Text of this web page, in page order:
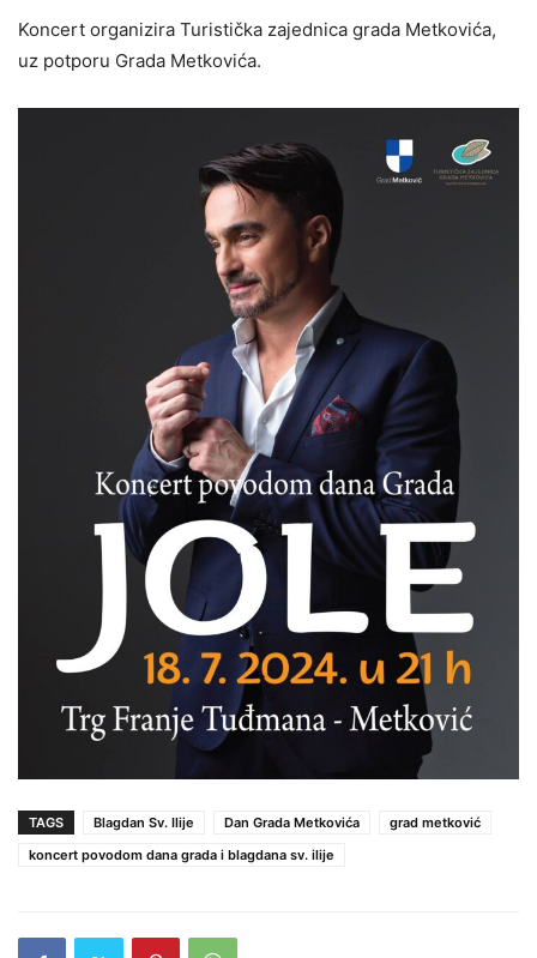
Koncert organizira Turistička zajednica grada Metkovića,
uz potporu Grada Metkovića.
TAGS Blagdan Sv. Ilije Dan Grada Metkovića
grad metković
koncert povodom dana grada i blagdana sv. ilije